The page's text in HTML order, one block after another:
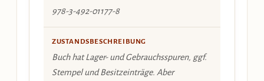
978-3-492-01177-8
ZUSTANDSBESCHREIBUNG
Buch hat Lager- und Gebrauchsspuren, ggf.
Stempel und Besitzeinträge. Aber